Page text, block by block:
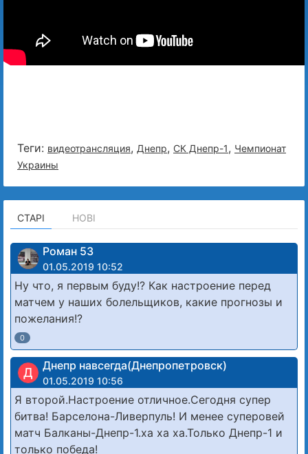
Теги: видеотрансляция, Днепр, СК Днепр-1, Чемпионат
Украины
СТАРІ НОВІ
Роман 53
01.05.2019 10:52
Ну что, я первым буду!? Как настроение перед
матчем у наших болельщиков, какие прогнозы и
пожелания!?
0
Д Днепр навсегда(Днепропетровск)
01.05.2019 10:56
Я второй.Настроение отличное.Сегодня супер
битва! Барселона-Ливерпуль! И менее суперовей
матч Балканы-Днепр-1.ха ха ха.Только Днепр-1 и
только победа!